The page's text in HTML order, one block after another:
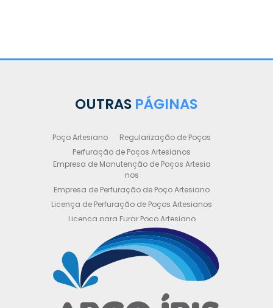
OUTRAS PÁGINAS
Poço Artesiano
Regularização de Poços
Perfuração de Poços Artesianos
Empresa de Manutenção de Poços Artesia
nos
Empresa de Perfuração de Poço Artesiano
Licença de Perfuração de Poços Artesianos
Licença para Furar Poço Artesiano
Licença para Perfuração de Poço Artesiano
Licença para Poço Semi Artesiano
Manutenção de Poço Semi Artesiano
Manutenção Preventiva de Poços Artesiano
Obtenha sua Licença de Perfuração de Poç